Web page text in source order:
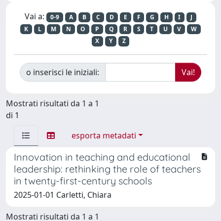
Vai a: 0-9 A B C D E F G H I
J
K
L M N O P Q R S T U V
W
X
Y Z
o inserisci le iniziali:
Mostrati risultati da 1 a 1
di 1
esporta metadati
Innovation in teaching and educational
leadership: rethinking the role of teachers
in twenty-first-century schools
2025-01-01 Carletti, Chiara
Mostrati risultati da 1 a 1